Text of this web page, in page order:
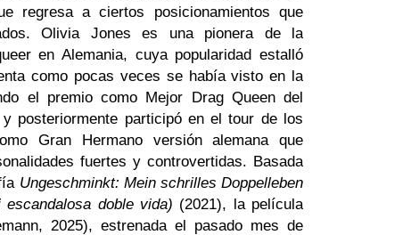
regresa a ciertos posicionamientos que
Olivia Jones es una pionera de la
en Alemania, cuya popularidad estalló
como pocas veces se había visto en la
el premio como Mejor Drag Queen del
y posteriormente participó en el tour de los
Gran Hermano versión alemana que
fuertes y controvertidas. Basada
Ungeschminkt: Mein schrilles Doppelleben
doble vida) (2021), la película
2025), estrenada el pasado mes de